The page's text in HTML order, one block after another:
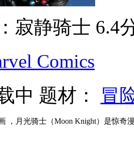
寂静骑士 6.4
Comics
中 题材： 冒
，月光骑士（Moon Knight）是惊